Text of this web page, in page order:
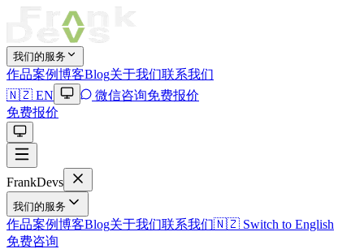
我们的服务
作品案例博客Blog关于我们联系我们
🇳🇿 EN
微信咨询免费报价
免费报价
FrankDevs
我们的服务
作品案例博客Blog关于我们联系我们🇳🇿 Switch to English
免费咨询